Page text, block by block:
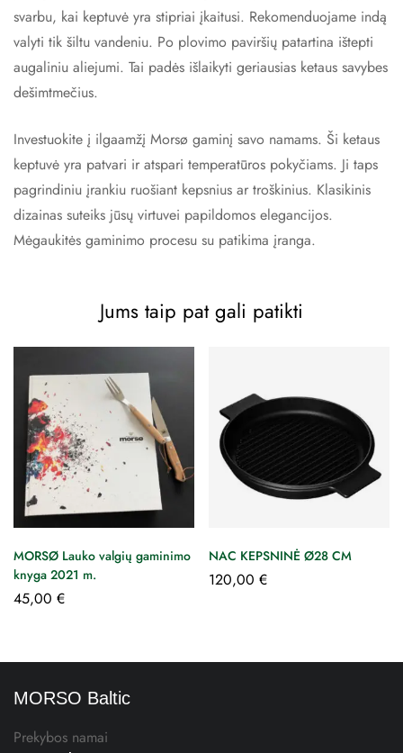
svarbu, kai keptuvė yra stipriai įkaitusi. Rekomenduojame indą
valyti tik šiltu vandeniu. Po plovimo paviršių patartina ištepti
augaliniu aliejumi. Tai padės išlaikyti geriausias ketaus savybes
dešimtmečius.
Investuokite į ilgaamžį Morsø gaminį savo namams. Ši ketaus
keptuvė yra patvari ir atspari temperatūros pokyčiams. Ji taps
pagrindiniu įrankiu ruošiant kepsnius ar troškinius. Klasikinis
dizainas suteiks jūsų virtuvei papildomos elegancijos.
Mėgaukitės gaminimo procesu su patikima įranga.
Jums taip pat gali patikti
MORSØ Lauko valgių gaminimo
knyga 2021 m.
45,00 €
NAC KEPSNINĖ Ø28 CM
120,00 €
MORSO Baltic
Prekybos namai